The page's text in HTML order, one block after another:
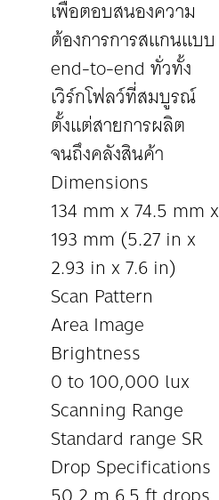
เพื่อตอบสนองความ
ต้องการการสแกนแบบ
end-to-end ทั่วทั้ง
เวิร์กโฟลว์ที่สมบูรณ์
ตั้งแต่สายการผลิต
จนถึงคลังสินค้า
Dimensions
134 mm x 74.5 mm x
193 mm (5.27 in x
2.93 in x 7.6 in)
Scan Pattern
Area Image
Brightness
0 to 100,000 lux
Scanning Range
Standard range SR
Drop Specifications